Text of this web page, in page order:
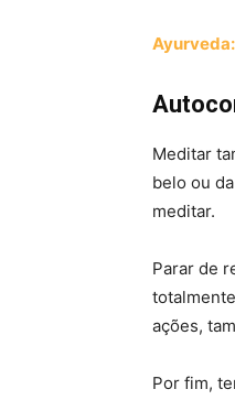
Meditar
belo ou
meditar.
Parar de
ações,
Por fim,